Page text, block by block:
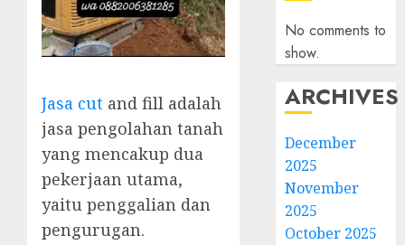
Jasa cut and fill adalah
jasa pengolahan tanah
yang mencakup dua
pekerjaan utama,
yaitu penggalian dan
pengurugan.
No comments to
show.
ARCHIVES
December
2025
November
2025
October 2025